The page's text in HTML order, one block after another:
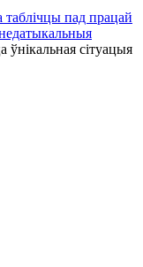
таблічцы пад працай
сітуацыя